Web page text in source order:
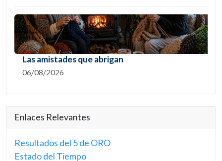
Las amistades que abrigan
06/08/2026
Enlaces Relevantes
Resultados del 5 de ORO
Estado del Tiempo